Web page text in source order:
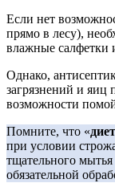
Если нет
прямо в лесу),
влажные салфетки
Однако,
загрязнений и яиц
возможности
Помните, что «
при условии
тщательного
обязательной